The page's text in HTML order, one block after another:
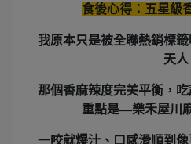
食後心得：五星級
我原本只是被全聯熱銷標籤
天人
那個香麻辣度完美平衡，
重點是—樂禾屋川
一咬就爆汁、口感滑順到